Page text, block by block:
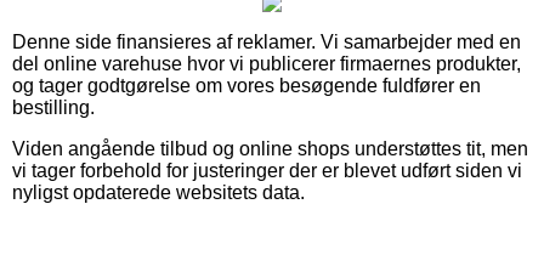
Denne side finansieres af reklamer. Vi samarbejder med en
del online varehuse hvor vi publicerer firmaernes produkter,
og tager godtgørelse om vores besøgende fuldfører en
bestilling.
Viden angående tilbud og online shops understøttes tit, men
vi tager forbehold for justeringer der er blevet udført siden vi
nyligst opdaterede websitets data.